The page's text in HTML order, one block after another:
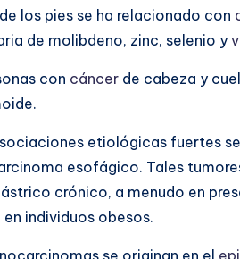
los pies se ha relacionado con
de molibdeno, zinc, selenio y
con cáncer de cabeza y
etiológicas fuertes
esofágico. Tales
crónico, a menudo en
en individuos obesos.
se originan en el